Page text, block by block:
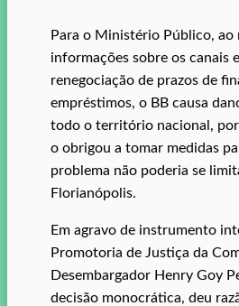
Para o Ministério Público, ao
informações sobre os canais
renegociação de prazos de
empréstimos, o BB causa
todo o território nacional,
o obrigou a tomar medidas
problema não poderia se
Florianópolis.
Em agravo de instrumento
Promotoria de Justiça da
Desembargador Henry Goy
decisão monocrática, deu